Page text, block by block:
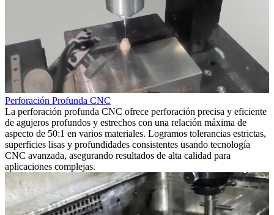
Perforación Profunda CNC
La perforación profunda CNC ofrece perforación precisa y eficiente
de agujeros profundos y estrechos con una relación máxima de
aspecto de 50:1 en varios materiales. Logramos tolerancias estrictas,
superficies lisas y profundidades consistentes usando tecnología
CNC avanzada, asegurando resultados de alta calidad para
aplicaciones complejas.